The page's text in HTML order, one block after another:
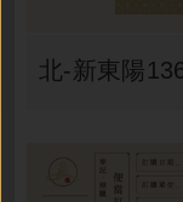
北-新東陽